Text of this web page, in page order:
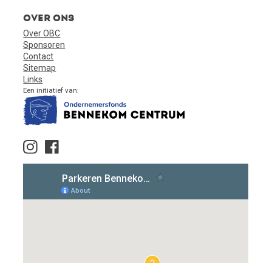
Over ons
Over OBC
Sponsoren
Contact
Sitemap
Links
Een initiatief van: